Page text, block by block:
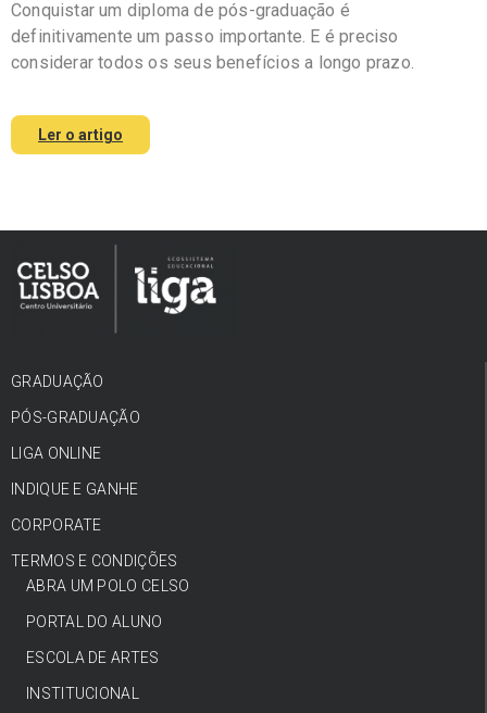
Conquistar um diploma de pós-graduação é
definitivamente um passo importante. E é preciso
considerar todos os seus benefícios a longo prazo.
Ler o artigo
GRADUAÇÃO
PÓS-GRADUAÇÃO
LIGA ONLINE
INDIQUE E GANHE
CORPORATE
TERMOS E CONDIÇÕES
ABRA UM POLO CELSO
PORTAL DO ALUNO
ESCOLA DE ARTES
INSTITUCIONAL